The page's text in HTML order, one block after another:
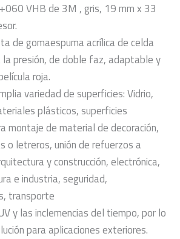
VHB de 3M , gris, 19 mm x 33
de gomaespuma acrílica de celda
la presión, de doble faz, adaptable y
roja.
variedad de superficies: Vidrio,
plásticos, superficies
montaje de material de decoración,
o letreros, unión de refuerzos a
y construcción, electrónica,
e industria, seguridad,
transporte
y las inclemencias del tiempo, por lo
para aplicaciones exteriores.